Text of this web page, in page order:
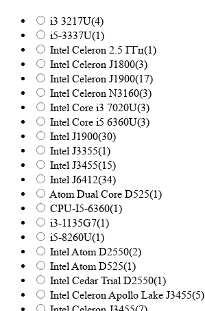
i3 3217U(4)
i5-3337U(1)
Intel Celeron 2.5 ГГц(1)
Intel Celeron J1800(3)
Intel Celeron J1900(17)
Intel Celeron N3160(3)
Intel Core i3 7020U(3)
Intel Core i5 6360U(3)
Intel J1900(30)
Intel J3355(1)
Intel J3455(15)
Intel J6412(34)
Atom Dual Core D525(1)
CPU-I5-6360(1)
i3-1135G7(1)
i5-8260U(1)
Intel Atom D2550(2)
Intel Atom D525(1)
Intel Cedar Trial D2550(1)
Intel Celeron Apollo Lake J3455(5)